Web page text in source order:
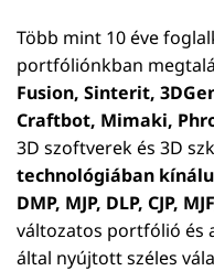
Több mint 10 éve
portfóliónkban
Fusion, Sinterit,
Craftbot, Mimaki,
3D szoftverek és 3D
technológiában
DMP, MJP, DLP, CJP,
változatos portfólió és
által nyújtott széles